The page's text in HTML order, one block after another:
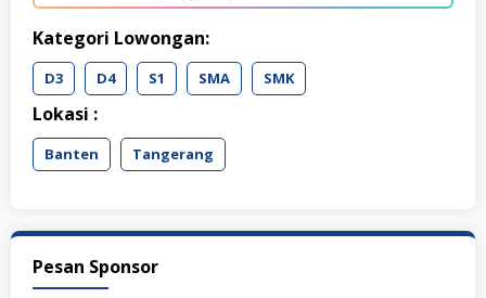
Kategori Lowongan:
D3 D4 S1 SMA SMK
Lokasi :
Banten Tangerang
Pesan Sponsor